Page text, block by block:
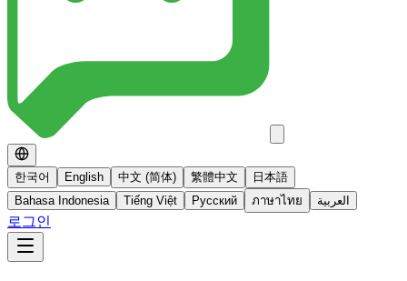
한국어 English 中文 (简体) 繁體中文
日本語
Bahasa Indonesia
Tiếng Việt Русский ภาษาไทย العربية
로그인